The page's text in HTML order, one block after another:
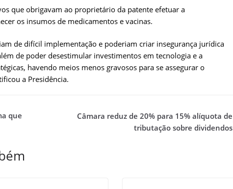
que obrigavam ao proprietário da patente efetuar a
os insumos de medicamentos e vacinas.
de difícil implementação e poderiam criar insegurança jurídica
de poder desestimular investimentos em tecnologia e a
havendo meios menos gravosos para se assegurar o
a Presidência.
que
Câmara reduz de 20% para 15% alíquota de
tributação sobre dividendos